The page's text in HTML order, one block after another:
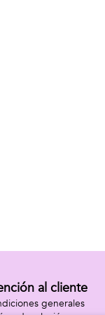
al cliente
generales